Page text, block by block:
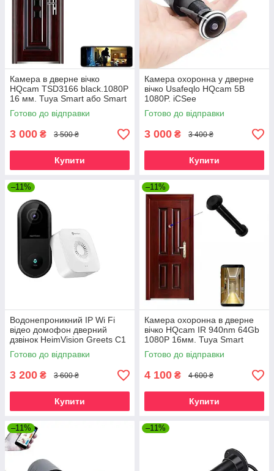
Камера в дверне вічко
HQcam TSD3166 black.1080P
16 мм. Tuya Smart або Smart
Life
Готово до відправки
3 000 ₴ 3 500 ₴
Купити
Камера охоронна у дверне
вічко Usafeqlo HQcam 5B
1080P. iCSee
Готово до відправки
3 000 ₴ 3 400 ₴
Купити
–11%
Водонепроникний IP Wi Fi
відео домофон дверний
дзвінок HeimVision Greets C1
2K. HeimLife
Готово до відправки
3 200 ₴ 3 600 ₴
Купити
–11%
Камера охоронна в дверне
вічко HQcam IR 940nm 64Gb
1080P 16мм. Tuya Smart
Готово до відправки
4 100 ₴ 4 600 ₴
Купити
–11% –11%